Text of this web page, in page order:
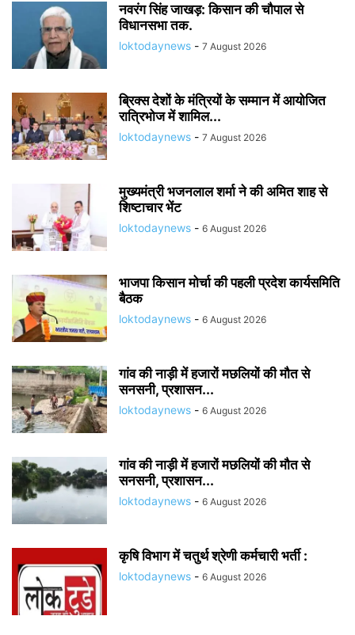
नवरंग सिंह जाखड़: किसान की चौपाल से
विधानसभा तक.
loktodaynews - 7 August 2026
ब्रिक्स देशों के मंत्रियों के सम्मान में आयोजित
रात्रिभोज में शामिल...
loktodaynews - 7 August 2026
मुख्यमंत्री भजनलाल शर्मा ने की अमित शाह से
शिष्टाचार भेंट
loktodaynews - 6 August 2026
भाजपा किसान मोर्चा की पहली प्रदेश कार्यसमिति
बैठक
loktodaynews - 6 August 2026
गांव की नाड़ी में हजारों मछलियों की मौत से
सनसनी, प्रशासन...
loktodaynews - 6 August 2026
गांव की नाड़ी में हजारों मछलियों की मौत से
सनसनी, प्रशासन...
loktodaynews - 6 August 2026
कृषि विभाग में चतुर्थ श्रेणी कर्मचारी भर्ती :
loktodaynews - 6 August 2026